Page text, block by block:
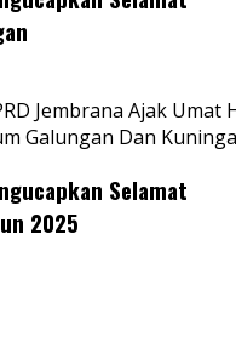
Jembrana Ajak
Galungan Dan
Selamat
2025